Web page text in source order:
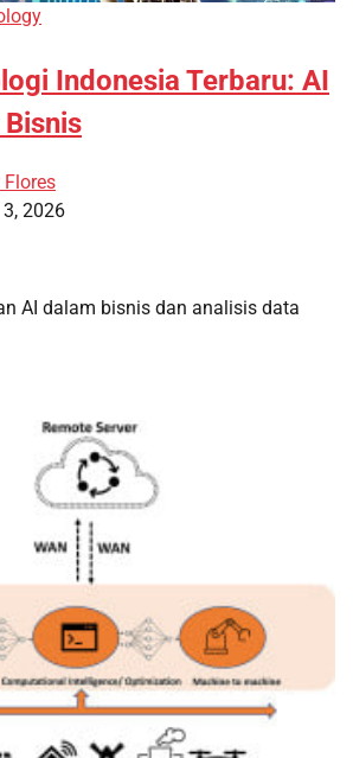
Indonesia Terbaru: AI
Flores
2026
AI dalam bisnis dan analisis data